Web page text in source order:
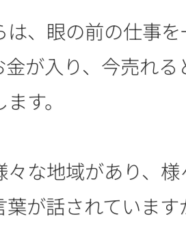
は、眼の前の仕事
金が入り、今売れ
す。
々な地域があり、
葉が話されていま